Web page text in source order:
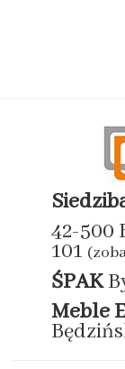
42-500
101
ŚPAK
Meble